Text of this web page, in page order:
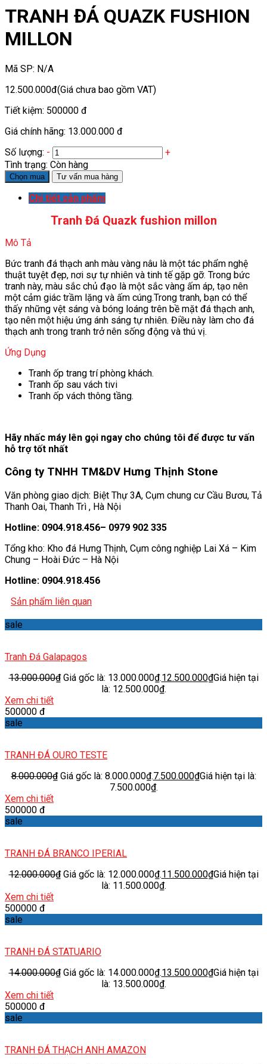
TRANH ĐÁ QUAZK FUSHION
MILLON
Mã SP: N/A
12.500.000đ(Giá chưa bao gồm VAT)
Tiết kiệm: 500000 đ
Giá chính hãng: 13.000.000 đ
Số lượng: -
+
Tình trạng: Còn hàng
Chọn mua Tư vấn mua hàng
Chi tiết sản phẩm
Tranh Đá Quazk fushion millon
Mô Tả
Bức tranh đá thạch anh màu vàng nâu là một tác phẩm nghệ
thuật tuyệt đẹp, nơi sự tự nhiên và tinh tế gặp gỡ. Trong bức
tranh này, màu sắc chủ đạo là một sắc vàng ấm áp, tạo nên
một cảm giác trầm lặng và ấm cúng.Trong tranh, bạn có thể
thấy những vệt sáng và bóng loáng trên bề mặt đá thạch anh,
tạo nên một hiệu ứng ánh sáng tự nhiên. Điều này làm cho đá
thạch anh trong tranh trở nên sống động và thú vị.
Ứng Dụng
Tranh ốp trang trí phòng khách.
Tranh ốp sau vách tivi
Tranh ốp vách thông tầng.
Hãy nhấc máy lên gọi ngay cho chúng tôi để được tư vấn
hỗ trợ tốt nhất
Công ty TNHH TM&DV Hưng Thịnh Stone
Văn phòng giao dịch: Biệt Thự 3A, Cụm chung cư Cầu Bươu, Tả
Thanh Oai, Thanh Trì , Hà Nội
Hotline: 0904.918.456– 0979 902 335
Tổng kho: Kho đá Hưng Thịnh, Cụm công nghiệp Lai Xá – Kim
Chung – Hoài Đức – Hà Nội
Hotline: 0904.918.456
Sản phẩm liên quan
sale
Tranh Đá Galapagos
13.000.000₫ Giá gốc là: 13.000.000₫.12.500.000₫Giá hiện tại
là: 12.500.000₫.
Xem chi tiết
500000 đ
sale
TRANH ĐÁ OURO TESTE
8.000.000₫ Giá gốc là: 8.000.000₫.7.500.000₫Giá hiện tại là:
7.500.000₫.
Xem chi tiết
500000 đ
sale
TRANH ĐÁ BRANCO IPERIAL
12.000.000₫ Giá gốc là: 12.000.000₫.11.500.000₫Giá hiện tại
là: 11.500.000₫.
Xem chi tiết
500000 đ
sale
TRANH ĐÁ STATUARIO
14.000.000₫ Giá gốc là: 14.000.000₫.13.500.000₫Giá hiện tại
là: 13.500.000₫.
Xem chi tiết
500000 đ
sale
TRANH ĐÁ THẠCH ANH AMAZON